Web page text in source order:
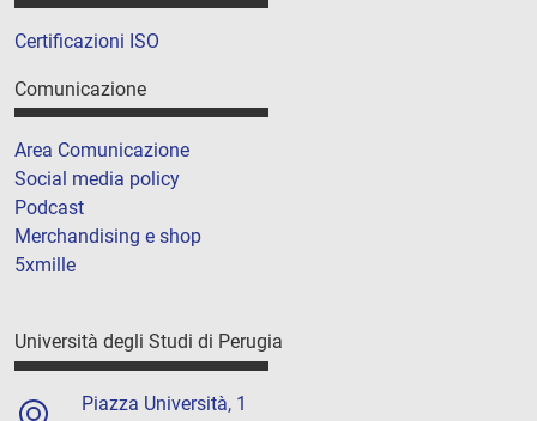
Certificazioni ISO
Comunicazione
Area Comunicazione
Social media policy
Podcast
Merchandising e shop
5xmille
Università degli Studi di Perugia
Piazza Università, 1